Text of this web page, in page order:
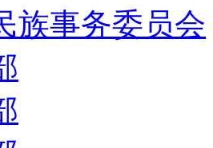
族事务委员会